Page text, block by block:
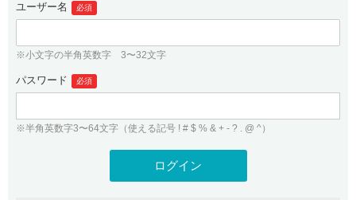
.jpドメインバックオーダー
プレミアムドメイン
人気ドメインの種類
WHOIS検索
紹介制度
バリュードメインAPI
ドメイン・ホスティングOEM
ログイン
従来のバリュードメインをご利用希望の方
Value Domainにログイン
ユーザー登録
ユーザー名 必須
※小文字の半角英数字 3〜32文字
パスワード 必須
※半角英数字3〜64文字（使える記号 ! # $ % & + - ? . @ ^）